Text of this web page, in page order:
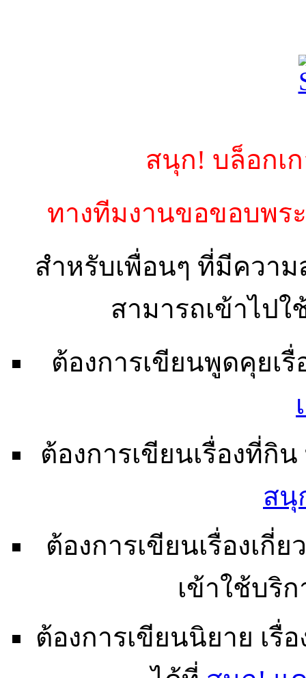
สนุก! บล็อกเ
ทางทีมงานขอขอบพร
สำหรับเพื่อนๆ ที่มีความ
สามารถเข้าไป
ต้องการเขียนพูดคุยเ
ต้องการเขียนเรื่องที่กิ
สนุ
ต้องการเขียนเรื่องเกี่
เข้าใช้บริ
ต้องการเขียนนิยาย เรื่